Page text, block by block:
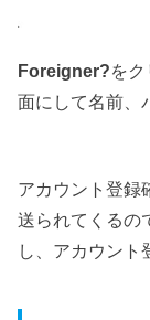
Foreigner?を
面にして名前、
アカウント登録
送られてくるの
し、アカウント